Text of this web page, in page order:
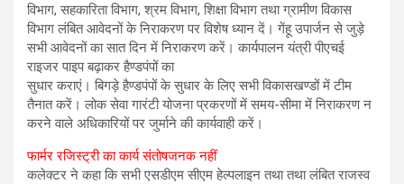
विभाग, सहकारिता विभाग, श्रम विभाग, शिक्षा विभाग तथा ग्रामीण विकास
विभाग लंबित आवेदनों के निराकरण पर विशेष ध्यान दें। गेंहू उपार्जन से जुड़े
सभी आवेदनों का सात दिन में निराकरण करें। कार्यपालन यंत्री पीएचई
राइजर पाइप बढ़ाकर हैण्डपंपों का
सुधार कराएं। बिगड़े हैण्डपंपों के सुधार के लिए सभी विकासखण्डों में टीम
तैनात करें। लोक सेवा गारंटी योजना प्रकरणों में समय-सीमा में निराकरण न
करने वाले अधिकारियों पर जुर्माने की कार्यवाही करें।
फार्मर रजिस्ट्री का कार्य संतोषजनक नहीं
कलेक्टर ने कहा कि सभी एसडीएम सीएम हेल्पलाइन तथा तथा लंबित राजस्व